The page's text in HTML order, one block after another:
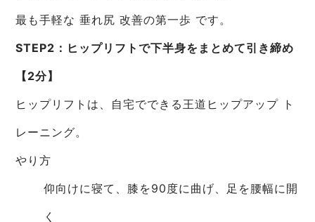
最も手軽な 垂れ尻 改善の第一歩 です。
STEP2：ヒップリフトで下半身をまとめて引き締め
【2分】
ヒップリフトは、自宅でできる王道ヒップアップ ト
レーニング。
やり方
仰向けに寝て、膝を90度に曲げ、足を腰幅に開
く